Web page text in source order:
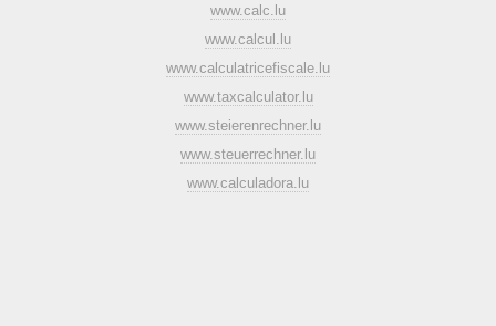
www.calc.lu
www.calcul.lu
www.calculatricefiscale.lu
www.taxcalculator.lu
www.steierenrechner.lu
www.steuerrechner.lu
www.calculadora.lu